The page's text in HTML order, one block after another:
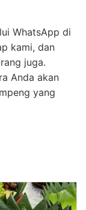
WhatsApp di
kami, dan
juga.
Anda akan
yang